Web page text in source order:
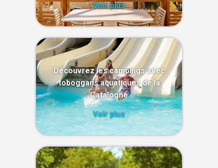
Voir plus
Découvrez les campings avec
toboggans aquatiques de la
Catalogne
Voir plus